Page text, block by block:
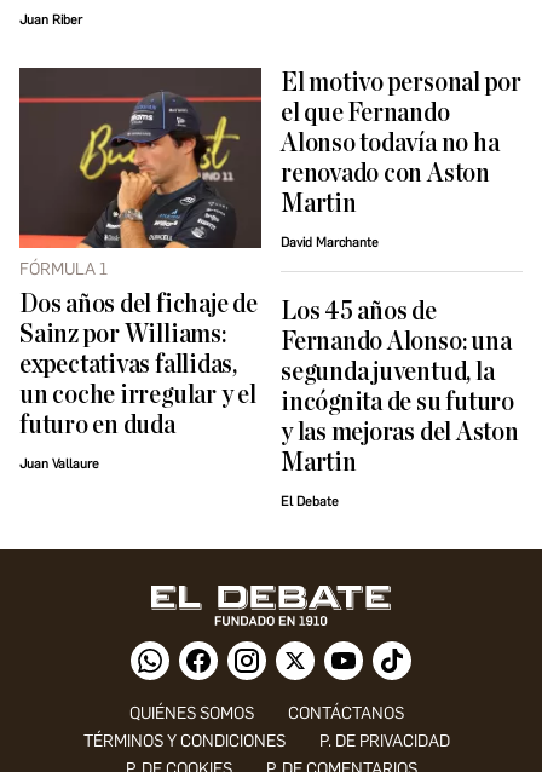
Juan Riber
FÓRMULA 1
Dos años del fichaje de
Sainz por Williams:
expectativas fallidas,
un coche irregular y el
futuro en duda
Juan Vallaure
El motivo personal por
el que Fernando
Alonso todavía no ha
renovado con Aston
Martin
David Marchante
Los 45 años de
Fernando Alonso: una
segunda juventud, la
incógnita de su futuro
y las mejoras del Aston
Martin
El Debate
QUIÉNES SOMOS
CONTÁCTANOS
TÉRMINOS Y CONDICIONES
P. DE PRIVACIDAD